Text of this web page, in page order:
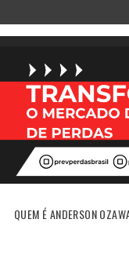
QUEM É ANDERSON